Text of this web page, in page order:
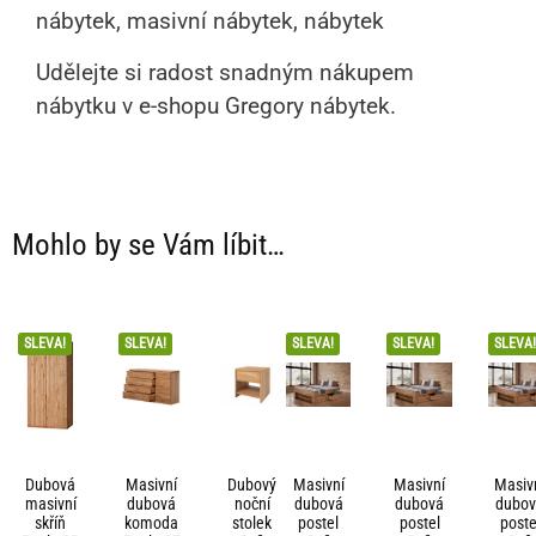
nábytek, masivní nábytek, nábytek
Udělejte si radost snadným nákupem
nábytku v e-shopu Gregory nábytek.
Mohlo by se Vám líbit…
SLEVA!
Dubová
masivní
skříň
SLEVA!
Masivní
dubová
komoda
Dubový
noční
stolek
SLEVA!
Masivní
dubová
postel
SLEVA!
Masivní
dubová
postel
SLEVA!